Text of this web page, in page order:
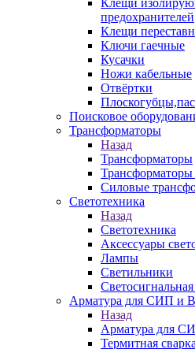
Клещи
предохранителей
Клещи
Ключи гаечные
Кусачки
Ножи кабельные
Отвёртки
Поисковое
Трансформаторы
Назад
Трансформаторы
Силовые
Светотехника
Назад
Светотехника
Аксессуары
Лампы
Светильники
Арматура для СИП и
Назад
Арматура для
Термитная сварка